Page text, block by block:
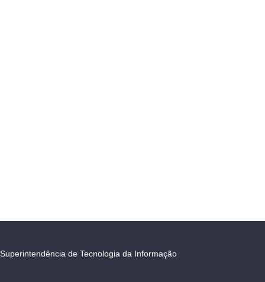
Superintendência de Tecnologia da Informação